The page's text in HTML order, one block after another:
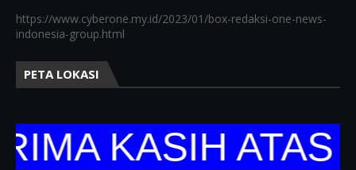
https://www.cyberone.my.id/2023/01/box-redaksi-one-news-
indonesia-group.html
PETA LOKASI
KASIH ATAS